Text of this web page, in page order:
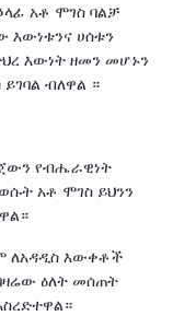
አቶ ሞገስ ባልቻ
ሀሰቱን
እውነት ዘመን መሆኑን
ብለዋል ።
የብሔራዊነት
አቶ ሞገስ ይህንን
ለአዳዲስ እውቀቶች
ዕለት መሰጠት